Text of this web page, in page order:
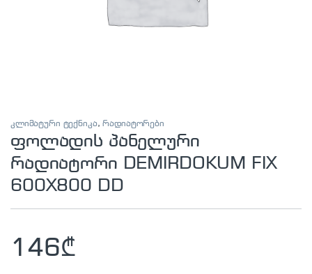
კლიმატური ტექნიკა,რადიატორები
ფოლადის პანელური
რადიატორი DEMIRDOKUM FIX
600X800 DD
146₾